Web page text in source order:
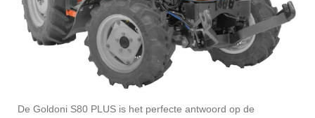
De Goldoni S80 PLUS is het perfecte antwoord op de